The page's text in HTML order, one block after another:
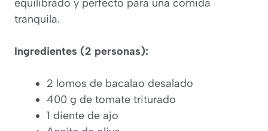
equilibrado y perfecto para una comida
tranquila.
Ingredientes (2 personas):
2 lomos de bacalao desalado
400 g de tomate triturado
1 diente de ajo